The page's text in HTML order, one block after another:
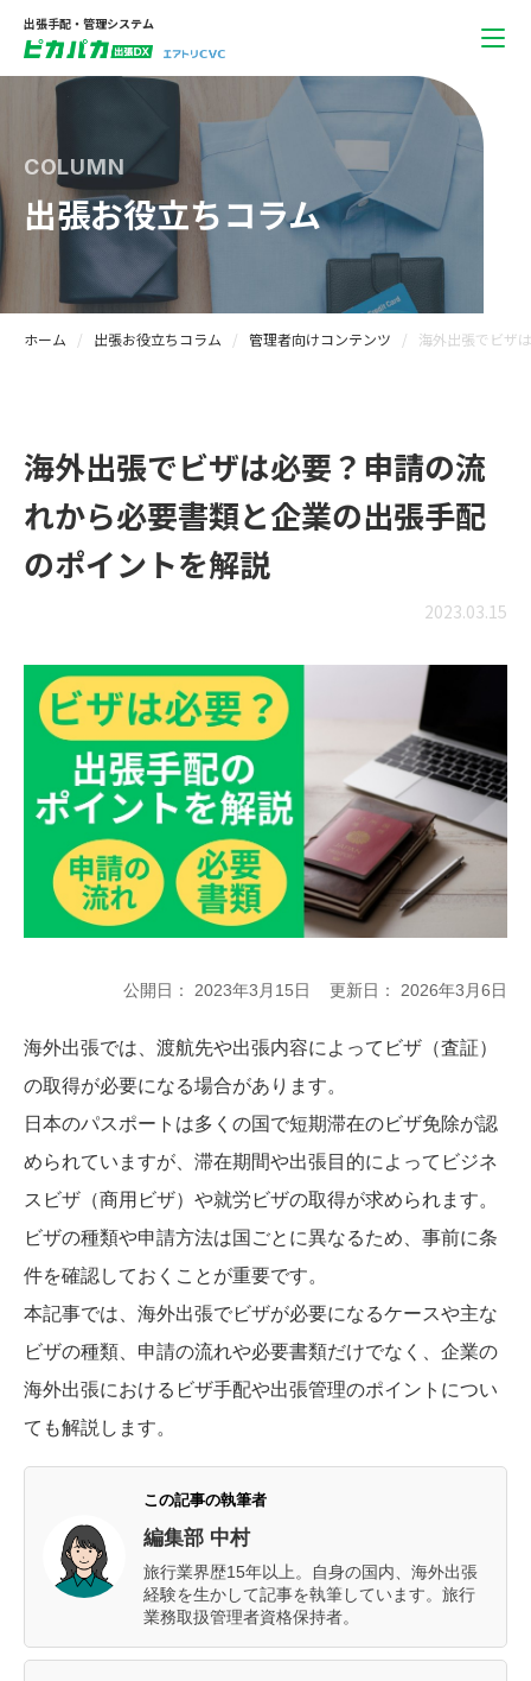
出張手配・管理システム
COLUMN
出張お役立ちコラム
ホーム 出張お役立ちコラム 管理者向けコンテンツ 海外出張でビザ
海外出張でビザは必要？申請の流
れから必要書類と企業の出張手配
のポイントを解説
2023.03.15
公開日： 2023年3月15日 更新日： 2026年3月6日
海外出張では、渡航先や出張内容によってビザ（査証）
の取得が必要になる場合があります。
日本のパスポートは多くの国で短期滞在のビザ免除が認
められていますが、滞在期間や出張目的によってビジネ
スビザ（商用ビザ）や就労ビザの取得が求められます。
ビザの種類や申請方法は国ごとに異なるため、事前に条
件を確認しておくことが重要です。
本記事では、海外出張でビザが必要になるケースや主な
ビザの種類、申請の流れや必要書類だけでなく、企業の
海外出張におけるビザ手配や出張管理のポイントについ
ても解説します。
この記事の執筆者
編集部 中村
旅行業界歴15年以上。自身の国内、海外出張
経験を生かして記事を執筆しています。旅行
業務取扱管理者資格保持者。